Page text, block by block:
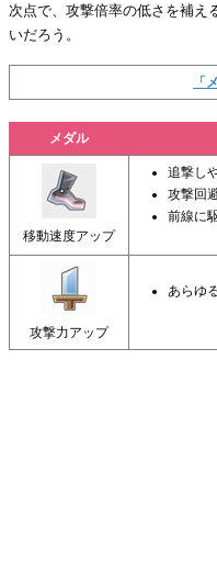
次点で、攻撃倍率の低さを補え
いだろう。
「
メダル
移動速度アップ
追撃し
攻撃回
前線に
攻撃力アップ
あらゆ